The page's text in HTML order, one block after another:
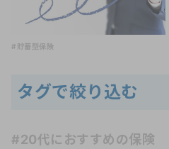
#貯蓄型保険
タグで絞り込む
#20代におすすめの保険